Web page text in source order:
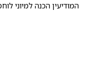
הכנה למיוני לוחמה